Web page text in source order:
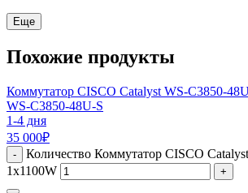
Еще
Похожие продукты
Коммутатор CISCO Catalyst WS-C3850-
WS-C3850-48U-S
1-4 дня
35 000₽
-
Количество Коммутатор CISCO
1x1100W
+